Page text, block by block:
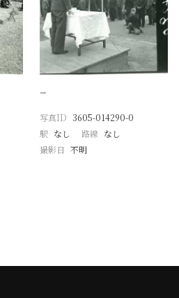
−
写真ID 3605-014290-0
駅 なし 路線 なし
撮影日 不明